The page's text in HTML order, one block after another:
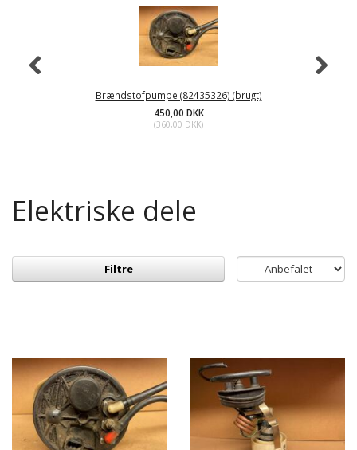
Brændstofpumpe (82435326) (brugt)
450,00 DKK
(360,00 DKK)
Elektriske dele
Filtre